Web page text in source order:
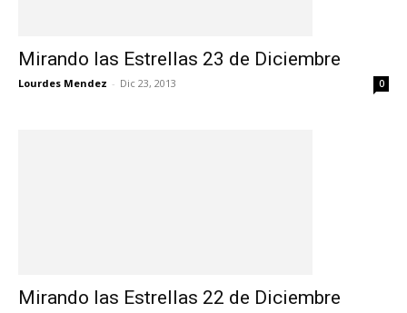
Mirando las Estrellas 23 de Diciembre
Lourdes Mendez - Dic 23, 2013 0
Mirando las Estrellas 22 de Diciembre